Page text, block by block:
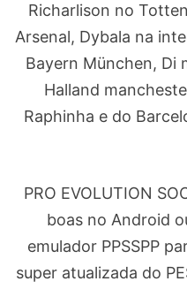
Richarlison no
Arsenal, Dybala na
Bayern München, Di
Halland
Raphinha e do
PRO EVOLUTION
boas no Android
emulador PPSSPP
super atualizada do